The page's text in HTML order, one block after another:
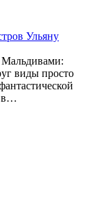
Ульяну
Мальдивами:
виды просто
в…